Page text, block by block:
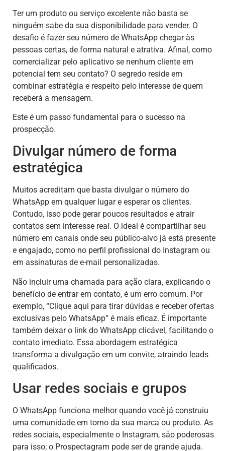
Ter um produto ou serviço excelente não basta se
ninguém sabe da sua disponibilidade para vender. O
desafio é fazer seu número de WhatsApp chegar às
pessoas certas, de forma natural e atrativa. Afinal, como
comercializar pelo aplicativo se nenhum cliente em
potencial tem seu contato? O segredo reside em
combinar estratégia e respeito pelo interesse de quem
receberá a mensagem.
Este é um passo fundamental para o sucesso na
prospecção.
Divulgar número de forma
estratégica
Muitos acreditam que basta divulgar o número do
WhatsApp em qualquer lugar e esperar os clientes.
Contudo, isso pode gerar poucos resultados e atrair
contatos sem interesse real. O ideal é compartilhar seu
número em canais onde seu público-alvo já está presente
e engajado, como no perfil profissional do Instagram ou
em assinaturas de e-mail personalizadas.
Não incluir uma chamada para ação clara, explicando o
benefício de entrar em contato, é um erro comum. Por
exemplo, “Clique aqui para tirar dúvidas e receber ofertas
exclusivas pelo WhatsApp” é mais eficaz. É importante
também deixar o link do WhatsApp clicável, facilitando o
contato imediato. Essa abordagem estratégica
transforma a divulgação em um convite, atraindo leads
qualificados.
Usar redes sociais e grupos
O WhatsApp funciona melhor quando você já construiu
uma comunidade em torno da sua marca ou produto. As
redes sociais, especialmente o Instagram, são poderosas
para isso; o Prospectagram pode ser de grande ajuda.